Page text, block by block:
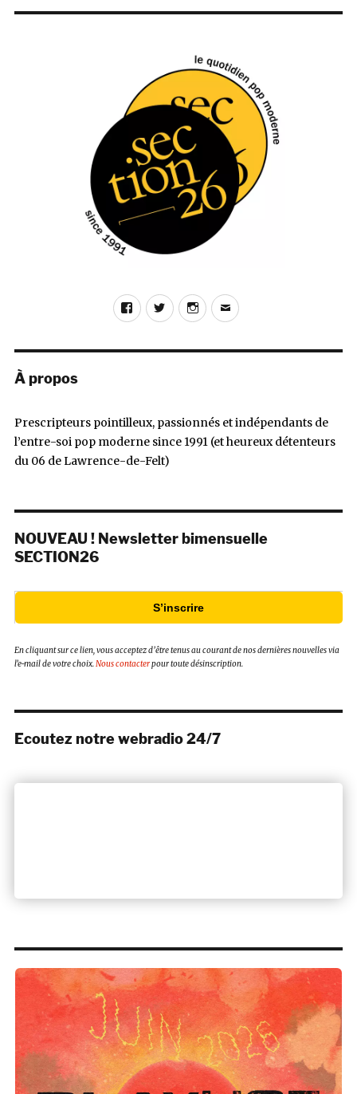
FacebookTwitterInstagram
E-
À propos
Prescripteurs pointilleux, passionnés et indépendants de
l’entre-soi pop moderne since 1991 (et heureux détenteurs
du 06 de Lawrence-de-Felt)
NOUVEAU ! Newsletter bimensuelle
SECTION26
S’inscrire
En cliquant sur ce lien, vous acceptez d’être tenus au courant de nos dernières nouvelles via
l’e-mail de votre choix.Nous contacterpour toute désinscription.
Ecoutez notre webradio 24/7